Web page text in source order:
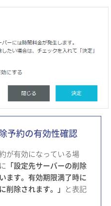
予約の有効性確認
が有効になっている場
「設定先サーバーの削除
ます。有効期限満了時に
削除されます。」 と表記